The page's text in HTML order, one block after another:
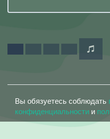
Вы обязуетесь соблюдать
конфиденциальности и